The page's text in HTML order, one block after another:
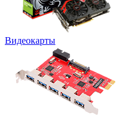
Видеокарты